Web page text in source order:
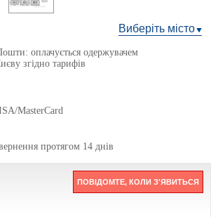
Виберіть місто
оплачується одержувачем
згідно тарифів
MasterCard
протягом 14 днів
ПОВІДОМТЕ, КОЛИ З'ЯВИТЬСЯ